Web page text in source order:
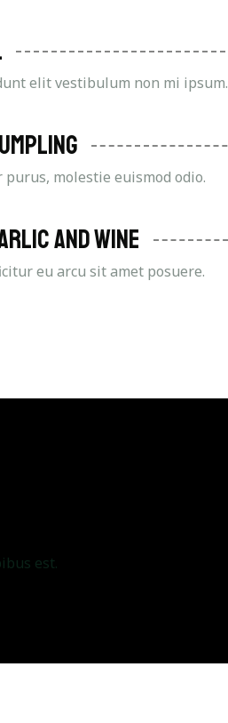
elit vestibulum non mi ipsum.
molestie euismod odio.
and wine
eu arcu sit amet posuere.
est.